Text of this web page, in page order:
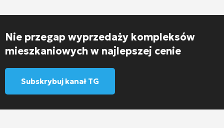
Nie przegap wyprzedaży kompleksów
mieszkaniowych w najlepszej cenie
Subskrybuj kanał TG